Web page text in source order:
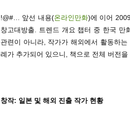
!@#… 앞선 내용(온라인만화)에 이어
창고대방출. 트렌드 개요 챕터 중 한국 만
관련이 아니라, 작가가 해외에서 활동하
례가 추가되어 있으니, 책으로 전체 버전을
창작: 일본 및 해외 진출 작가 현황